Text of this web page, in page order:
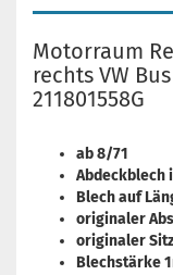
Motorraum
rechts VW
211801558G
ab 8/71
Abdeckblech
Blech auf
originaler
originaler
Blechstärke